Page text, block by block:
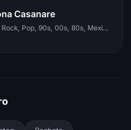
Casanare
Electronic, Rock, Pop, 90s, 00s, 80s, Mexican, Ranchera, Reggaeton, Instrumental, Salsa, Merengue, Tropical, Romantic, Vallenato, Llanera